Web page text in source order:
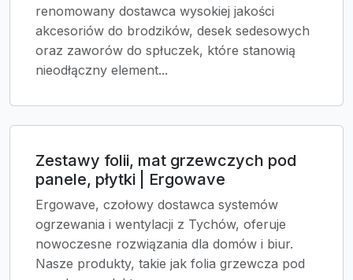
renomowany dostawca wysokiej jakości
akcesoriów do brodzików, desek sedesowych
oraz zaworów do spłuczek, które stanowią
nieodłączny element...
Zestawy folii, mat grzewczych pod
panele, płytki | Ergowave
Ergowave, czołowy dostawca systemów
ogrzewania i wentylacji z Tychów, oferuje
nowoczesne rozwiązania dla domów i biur.
Nasze produkty, takie jak folia grzewcza pod